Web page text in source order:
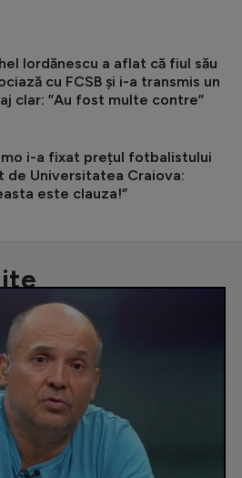
Iordănescu a aflat că fiul său
cu FCSB și i-a transmis un
clar: ”Au fost multe contre”
i-a fixat prețul fotbalistului
de Universitatea Craiova:
este clauza!”